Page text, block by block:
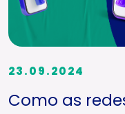
23.09.2024
Como as